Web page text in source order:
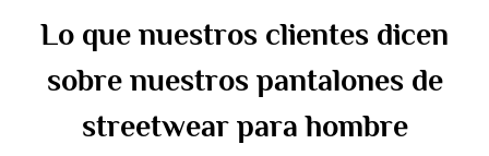
Lo que nuestros clientes dicen
sobre nuestros pantalones de
streetwear para hombre